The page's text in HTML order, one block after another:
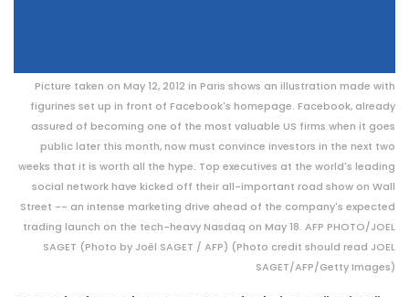
Picture taken on May 12, 2012 in Paris shows an illustration made with
figurines set up in front of Facebook's homepage. Facebook, already
assured of becoming one of the most valuable US firms when it goes
public later this month, now must convince investors in the next two
weeks that it is worth all the hype. Top executives at the world's leading
social network have kicked off their all-important road show on Wall
Street -- an intense marketing drive ahead of the company's expected
trading launch on the tech-heavy Nasdaq on May 18. AFP PHOTO/JOEL
SAGET (Photo by Joël SAGET / AFP) (Photo credit should read JOEL
SAGET/AFP/Getty Images)